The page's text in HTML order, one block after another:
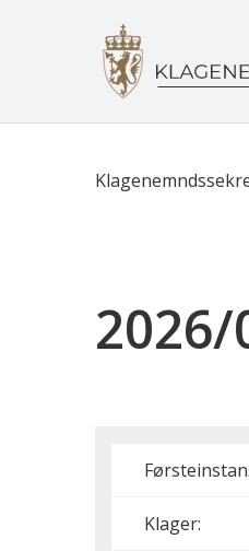
Klager: